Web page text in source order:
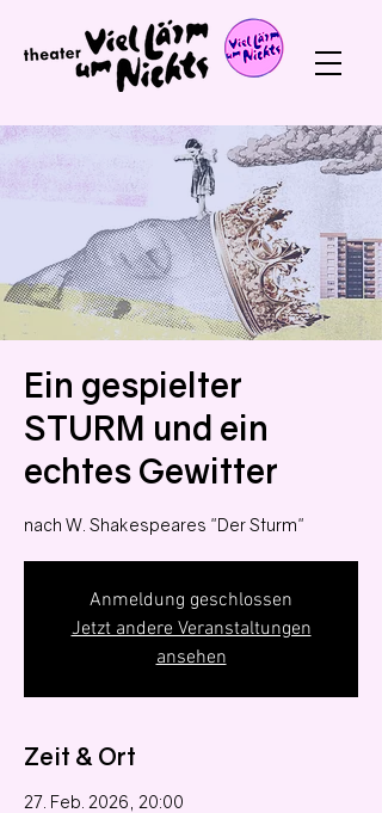
Ein gespielter
STURM und ein
echtes Gewitter
nach W. Shakespeares "Der Sturm"
Anmeldung geschlossen
Jetzt andere Veranstaltungen
ansehen
Zeit & Ort
27. Feb. 2026, 20:00